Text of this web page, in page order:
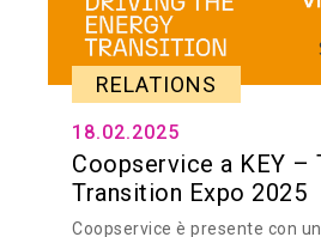
RELATIONS
18.02.2025
Coopservice a KEY –
Transition Expo 2025
Coopservice è presente con